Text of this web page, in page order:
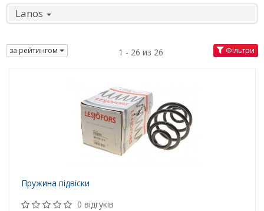
Lanos
за рейтингом 1 - 26 из 26 Фільтри
Пружина підвіски
0 відгуків